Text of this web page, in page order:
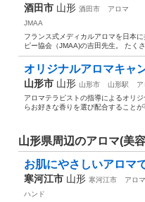
酒田市 山形 酒田市
アロマ
JMAA
フランス式メディカルアロマを日本
ピー協会（JMAA)の吉田先生。 たく
オリジナルアロマキャ
山形市 山形 山形市 山形駅
ア
アロマテラピストの指導によるオリ
らお好きな香りを選び配合すること
山形県周辺のアロマ(美
お肌にやさしいアロマ
寒河江市 山形 寒河江市
アロマ
ハンド